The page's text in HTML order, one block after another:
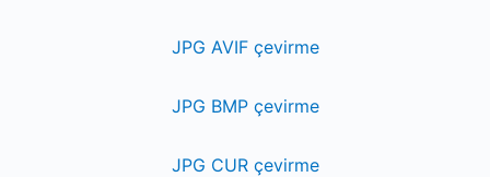
JPG AVIF çevirme
JPG BMP çevirme
JPG CUR çevirme